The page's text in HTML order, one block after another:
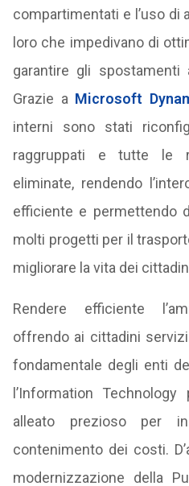
compartimentati e l’uso di
loro che impedivano di
garantire gli
Grazie a Microsoft
interni sono stati
raggruppati e tutte le
eliminate, rendendo
efficiente e permettendo
molti progetti per il
migliorare la vita dei
Rendere efficiente
offrendo ai cittadini
fondamentale degli enti
l’Information
alleato prezioso per
contenimento dei costi.
modernizzazione della